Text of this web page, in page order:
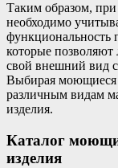
Таким образом,
необходимо
которые позволяют
свой внешний вид
Выбирая моющиеся
различным видам
изделия.
Каталог
изделия